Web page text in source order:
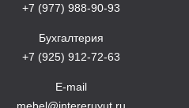
+7 (977) 988-90-93
Бухгалтерия
+7 (925) 912-72-63
E-mail
mebel@intereruyut.ru